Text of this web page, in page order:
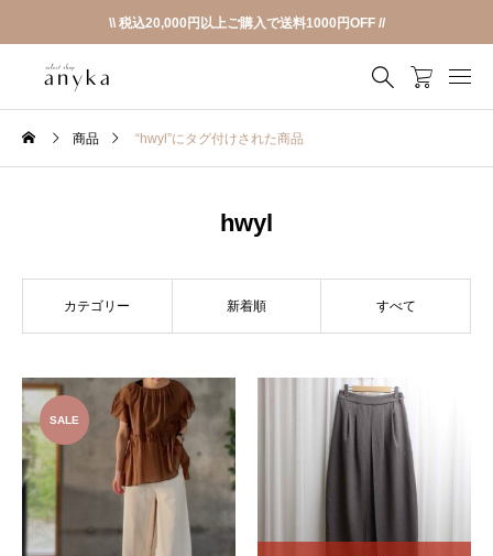
\\ 税込20,000円以上ご購入で送料1000円OFF //
商品 “hwyl”にタグ付けされた商品
hwyl
カテゴリー 新着順 すべて
SALE